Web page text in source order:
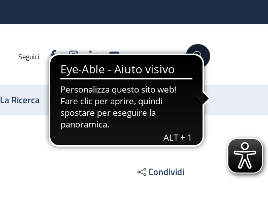
Seguici FacebookInstagram
LinkedinYouTube Cerca
La Ricerca Sostienici
Condividi